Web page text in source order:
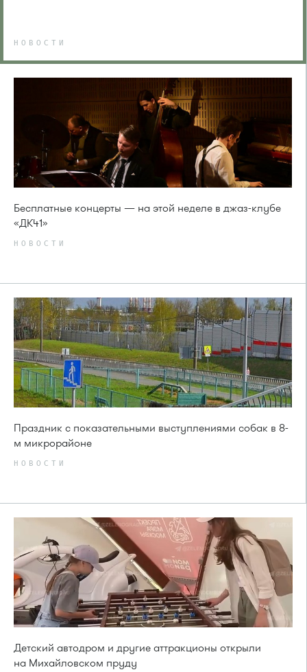
НОВОСТИ
Бесплатные концерты — на этой неделе в джаз-клубе
«ДК41»
НОВОСТИ
Праздник с показательными выступлениями собак в 8-
м микрорайоне
НОВОСТИ
Детский автодром и другие аттракционы открыли
на Михайловском пруду